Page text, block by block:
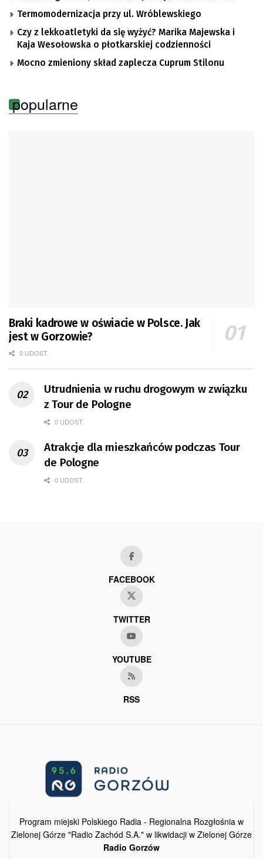
Termomodernizacja przy ul. Wróblewskiego
Czy z lekkoatletyki da się wyżyć? Marika Majewska i
Kaja Wesołowska o płotkarskiej codzienności
Mocno zmieniony skład zaplecza Cuprum Stilonu
popularne
Braki kadrowe w oświacie w Polsce. Jak
jest w Gorzowie?
0 UDOST.
Utrudnienia w ruchu drogowym w związku
z Tour de Pologne
0 UDOST.
Atrakcje dla mieszkańców podczas Tour
de Pologne
0 UDOST.
FACEBOOK
TWITTER
YOUTUBE
RSS
Program miejski Polskiego Radia - Regionalna Rozgłośnia w
Zielonej Górze "Radio Zachód S.A." w likwidacji w Zielonej Górze
Radio Gorzów